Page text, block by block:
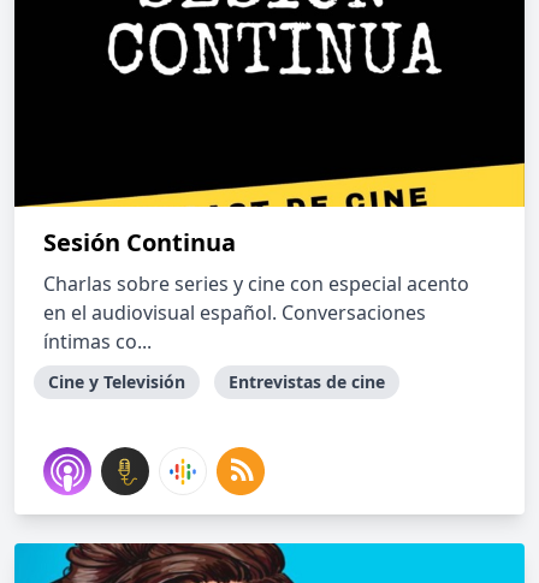
Sesión Continua
Charlas sobre series y cine con especial acento
en el audiovisual español. Conversaciones
íntimas co...
Cine y Televisión Entrevistas de cine